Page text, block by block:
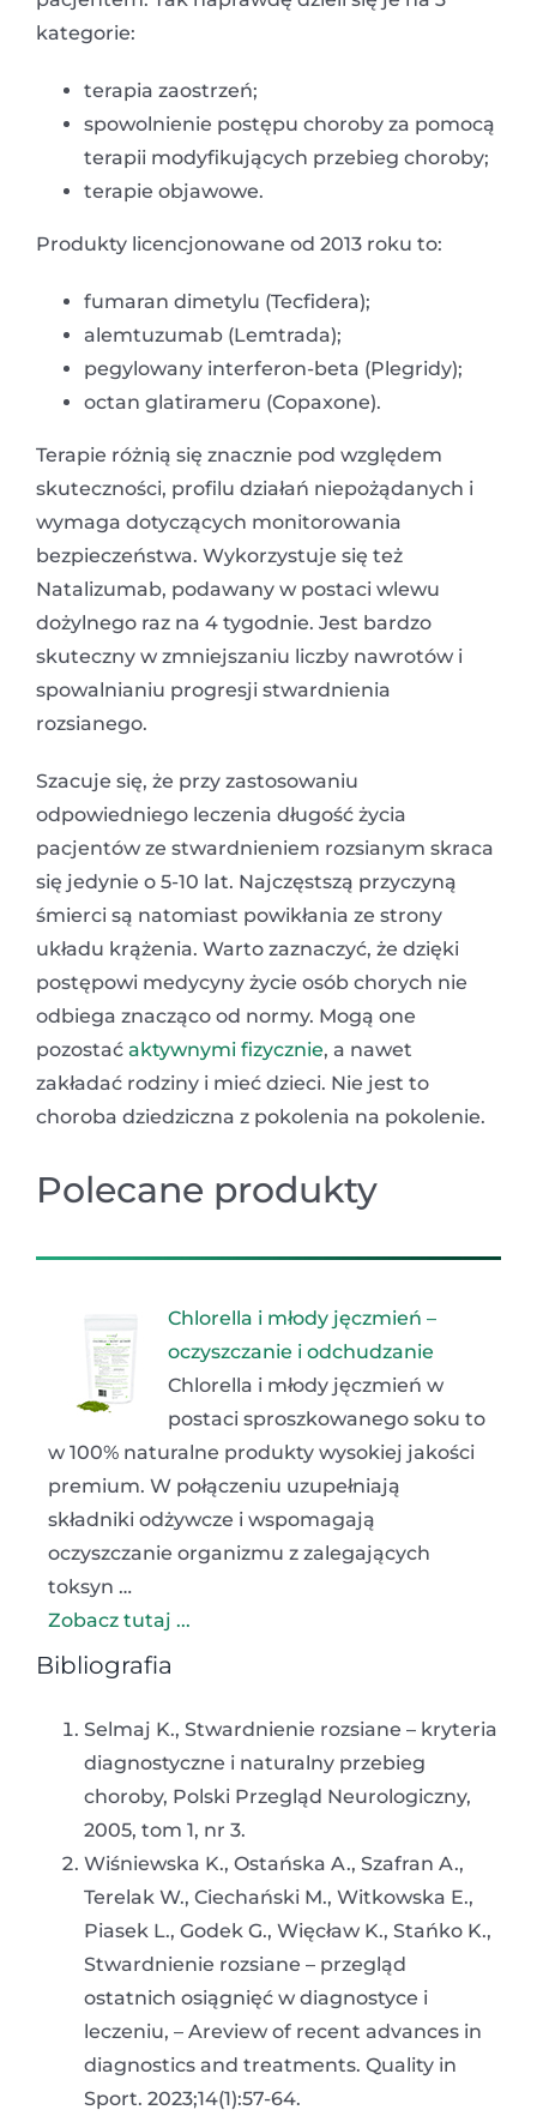
kategorie:
terapia zaostrzeń;
spowolnienie postępu choroby za pomocą
terapii modyfikujących przebieg choroby;
terapie objawowe.
Produkty licencjonowane od 2013 roku to:
fumaran dimetylu (Tecfidera);
alemtuzumab (Lemtrada);
pegylowany interferon-beta (Plegridy);
octan glatirameru (Copaxone).
Terapie różnią się znacznie pod względem
skuteczności, profilu działań niepożądanych i
wymaga dotyczących monitorowania
bezpieczeństwa. Wykorzystuje się też
Natalizumab, podawany w postaci wlewu
dożylnego raz na 4 tygodnie. Jest bardzo
skuteczny w zmniejszaniu liczby nawrotów i
spowalnianiu progresji stwardnienia
rozsianego.
Szacuje się, że przy zastosowaniu
odpowiedniego leczenia długość życia
pacjentów ze stwardnieniem rozsianym skraca
się jedynie o 5-10 lat. Najczęstszą przyczyną
śmierci są natomiast powikłania ze strony
układu krążenia. Warto zaznaczyć, że dzięki
postępowi medycyny życie osób chorych nie
odbiega znacząco od normy. Mogą one
pozostać aktywnymi fizycznie, a nawet
zakładać rodziny i mieć dzieci. Nie jest to
choroba dziedziczna z pokolenia na pokolenie.
Polecane produkty
Chlorella i młody jęczmień –
oczyszczanie i odchudzanie
Chlorella i młody jęczmień w
postaci sproszkowanego soku to
w 100% naturalne produkty wysokiej jakości
premium. W połączeniu uzupełniają
składniki odżywcze i wspomagają
oczyszczanie organizmu z zalegających
toksyn …
Zobacz tutaj ...
Bibliografia
Selmaj K., Stwardnienie rozsiane – kryteria
diagnostyczne i naturalny przebieg
choroby, Polski Przegląd Neurologiczny,
2005, tom 1, nr 3.
Wiśniewska K., Ostańska A., Szafran A.,
Terelak W., Ciechański M., Witkowska E.,
Piasek L., Godek G., Więcław K., Stańko K.,
Stwardnienie rozsiane – przegląd
ostatnich osiągnięć w diagnostyce i
leczeniu, – Areview of recent advances in
diagnostics and treatments. Quality in
Sport. 2023;14(1):57-64.